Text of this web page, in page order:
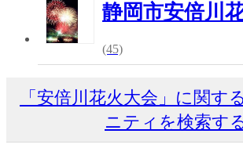
静岡市安倍川
(45)
「安倍川花火大会」に関す
ニティを検索す